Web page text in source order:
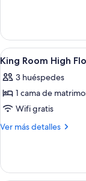
matrimonio
grande
(High
Floor)
1
cama
de
matrimonio
grande
(High
Abrir
todas
las
fotos
de
King
Floor
11
King Room High
3 huéspedes
1 cama de
Wifi gratis
Ver más detalles
Más
Room